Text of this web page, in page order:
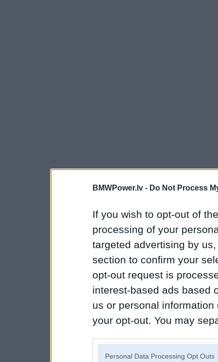
BMWPower.lv - Do Not Process
If you wish to opt-out of
processing of your
targeted advertising by
section to confirm your
opt-out request is
interest-based ads based
us or personal
your opt-out. You may
Personal Data Processing Opt Outs